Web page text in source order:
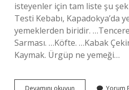
isteyenler için tam liste şu
Testi Kebabı, Kapadokya’da
yemeklerden biridir.
Sarması. …Köfte. …Kabak
Kaymak. Ürgüp ne yemeği…
Devamını okuyun Nevşehirin Yorum